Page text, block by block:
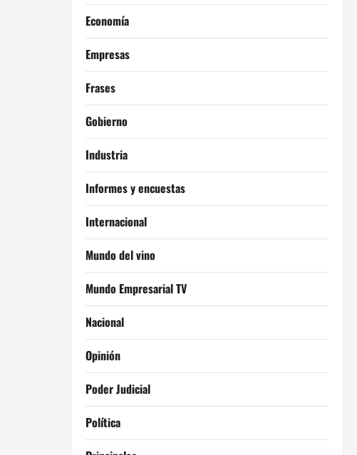
Economía
Empresas
Frases
Gobierno
Industria
Informes y encuestas
Internacional
Mundo del vino
Mundo Empresarial TV
Nacional
Opinión
Poder Judicial
Política